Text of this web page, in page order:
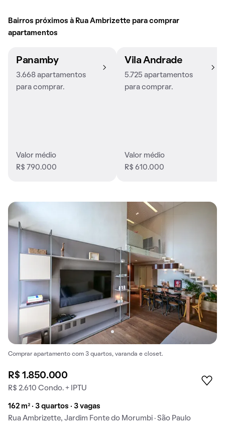
Bairros próximos à Rua Ambrizette para comprar
apartamentos
Panamby
3.668 apartamentos
para comprar.
Valor médio
R$ 790.000
Vila Andrade
5.725 apartamentos
para comprar.
Valor médio
R$ 610.000
Comprar apartamento com 3 quartos, varanda e closet.
R$ 1.850.000
R$ 2.610 Condo. + IPTU
162 m² · 3 quartos · 3 vagas
Rua Ambrizette, Jardim Fonte do Morumbi · São Paulo